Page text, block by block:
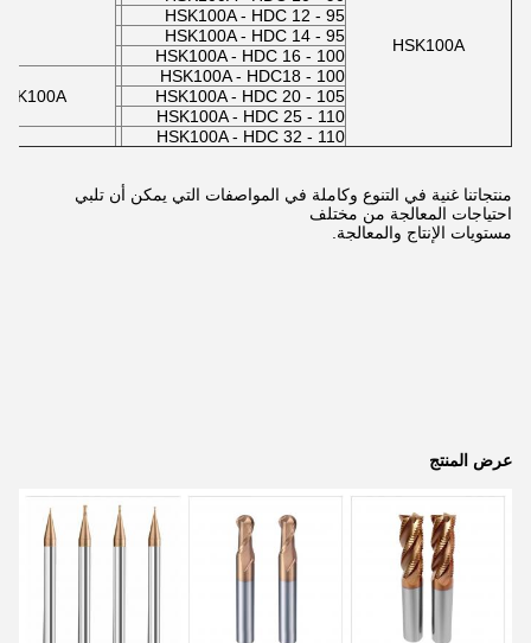
HSK100A
HSK100A - HDC 12 - 95
HSK100A - HDC 14 - 95
HSK100A - HDC 16 - 100
HSK100A - HDC18 - 100
HSK100A - HDC 20 - 105
HSK100A - HDC 25 - 110
HSK100A - HDC 32 - 110
منتجاتنا غنية في التنوع وكاملة في المواصفات التي يمكن أن تلبي
احتياجات المعالجة من مختلف
مستويات الإنتاج والمعالجة.
عرض المنتج